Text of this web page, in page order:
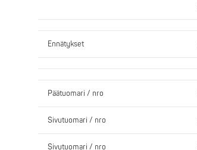
Ennätykset
Päätuomari / nro
Sivutuomari / nro
Sivutuomari / nro